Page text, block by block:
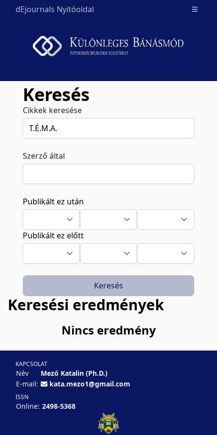
dEjournals Nyitóoldal Open
Keresés
Cikkek keresése
Szerző által
Publikált ez után
Publikált ez előtt
Keresés
Keresési eredmények
Nincs eredmény
KAPCSOLAT
Név
Mező Katalin (Ph.D.)
E-mail:
kata.mezo1@gmail.com
ISSN
Online: 2498-5368